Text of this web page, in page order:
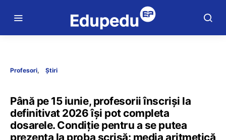
Profesori Știri
Până pe 15 iunie, profesorii înscriși la
definitivat 2026 își pot completa
dosarele. Condiție pentru a se putea
prezenta la proba scrisă: media aritmetică